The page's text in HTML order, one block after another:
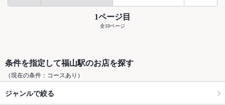
1ページ目
全10ページ
条件を指定して福山駅のお店を探す
（現在の条件：コースあり）
ジャンルで絞る